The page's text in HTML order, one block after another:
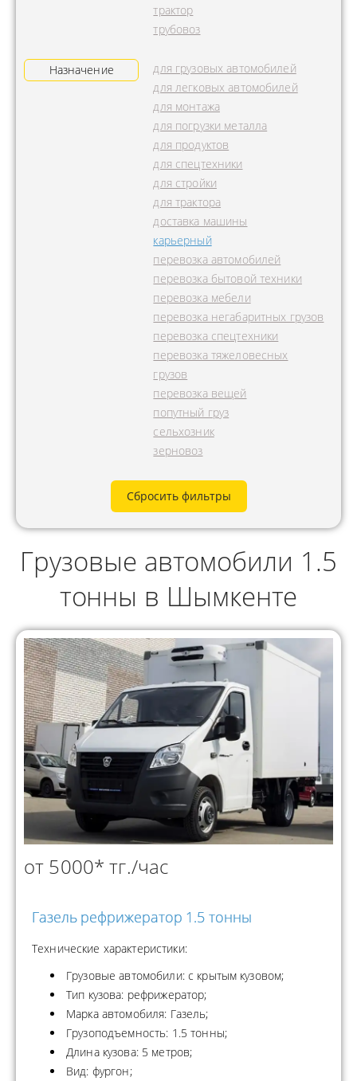
трактор
трубовоз
Назначение
для грузовых автомобилей
для легковых автомобилей
для монтажа
для погрузки металла
для продуктов
для спецтехники
для стройки
для трактора
доставка машины
карьерный
перевозка автомобилей
перевозка бытовой техники
перевозка мебели
перевозка негабаритных грузов
перевозка спецтехники
перевозка тяжеловесных
грузов
перевозка вещей
попутный груз
сельхозник
зерновоз
Сбросить фильтры
Грузовые автомобили 1.5
тонны в Шымкенте
от 5000* тг./час
Газель рефрижератор 1.5 тонны
Технические характеристики:
Грузовые автомобили: с крытым кузовом;
Тип кузова: рефрижератор;
Марка автомобиля: Газель;
Грузоподъемность: 1.5 тонны;
Длина кузова: 5 метров;
Вид: фургон;